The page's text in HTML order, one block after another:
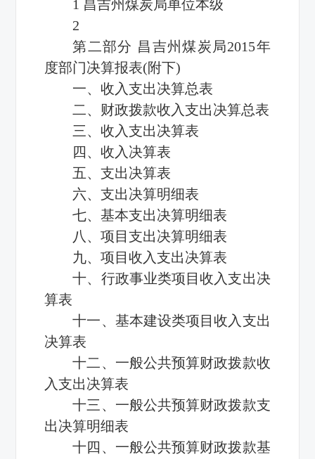
1 昌吉州煤炭局单位本级
2
第二部分 昌吉州煤炭局2015年
度部门决算报表(附下)
一、收入支出决算总表
二、财政拨款收入支出决算总表
三、收入支出决算表
四、收入决算表
五、支出决算表
六、支出决算明细表
七、基本支出决算明细表
八、项目支出决算明细表
九、项目收入支出决算表
十、行政事业类项目收入支出决
算表
十一、基本建设类项目收入支出
决算表
十二、一般公共预算财政拨款收
入支出决算表
十三、一般公共预算财政拨款支
出决算明细表
十四、一般公共预算财政拨款基